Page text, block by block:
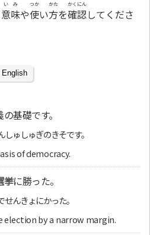
意味
いみ
や使
つか
い方
かた
を確認
かくにん
してくださ
基礎です。
ゅしゅぎのきそです。
of democracy.
挙に勝った。
んきょにかった。
election by a narrow margin.